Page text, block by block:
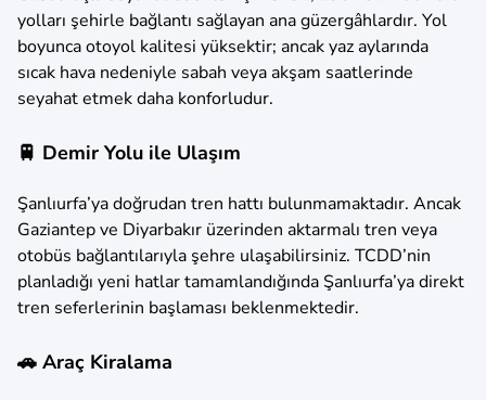
yolları şehirle bağlantı sağlayan ana güzergâhlardır. Yol
boyunca otoyol kalitesi yüksektir; ancak yaz aylarında
sıcak hava nedeniyle sabah veya akşam saatlerinde
seyahat etmek daha konforludur.
🚆 Demir Yolu ile Ulaşım
Şanlıurfa’ya doğrudan tren hattı bulunmamaktadır. Ancak
Gaziantep ve Diyarbakır üzerinden aktarmalı tren veya
otobüs bağlantılarıyla şehre ulaşabilirsiniz. TCDD’nin
planladığı yeni hatlar tamamlandığında Şanlıurfa’ya direkt
tren seferlerinin başlaması beklenmektedir.
🚗 Araç Kiralama